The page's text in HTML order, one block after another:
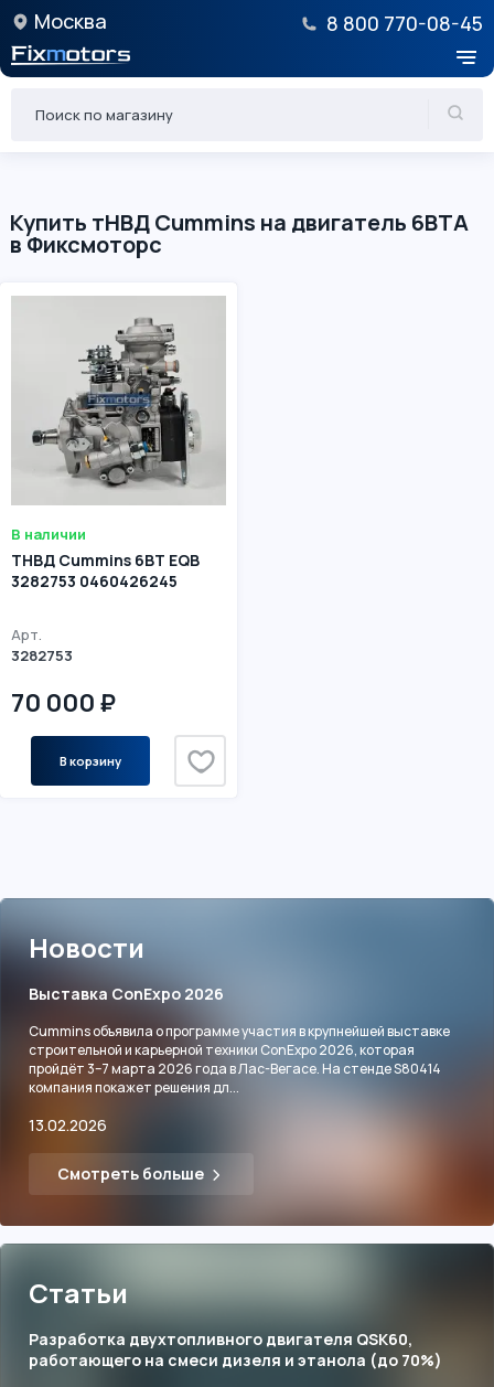
Москва 8 800 770-08-45
Купить тНВД Cummins на двигатель 6BTA
в Фиксмоторс
В наличии
ТНВД Cummins 6BT EQB
3282753 0460426245
Арт.
3282753
70 000 ₽
В корзину
Новости
Выставка ConExpo 2026
Cummins объявила о программе участия в крупнейшей выставке
строительной и карьерной техники ConExpo 2026, которая
пройдёт 3–7 марта 2026 года в Лас-Вегасе. На стенде S80414
компания покажет решения дл...
13.02.2026
Смотреть больше
Статьи
Разработка двухтопливного двигателя QSK60,
работающего на смеси дизеля и этанола (до 70%)